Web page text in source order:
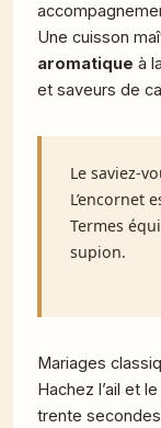
Une cuisson
aromatique à
et saveurs de
Le saviez-
L’encornet
Termes
supion.
Mariages
Hachez l’ail et
trente